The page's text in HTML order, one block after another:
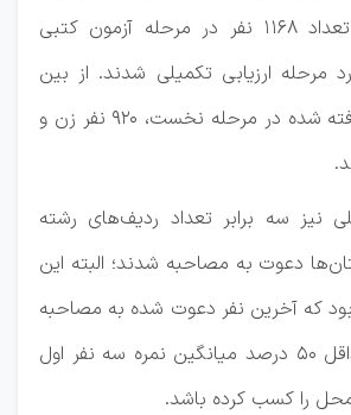
بودند که از این تعداد ۱۱۶۸ نفر در مرحله آزمون کتبی
مرحله ارزیابی تکمیلی شدند. از بین
۱۱۶۸ داوطلب پذیرفته شده در مرحله نخست، ۹۲۰ نفر زن و
نیز سه برابر تعداد ردیف‌های رشته
دعوت به مصاحبه شدند؛ البته این
که آخرین نفر دعوت شده به مصاحبه
بر حسب نمره حداقل ۵۰ درصد میانگین نمره سه نفر اول
را کسب کرده باشد.